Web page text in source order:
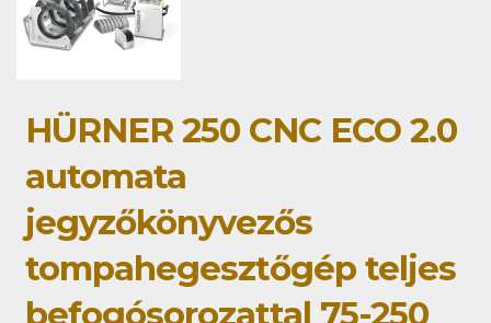
HÜRNER 250 CNC ECO 2.0
automata
jegyzőkönyvezős
tompahegesztőgép teljes
befogósorozattal 75-250